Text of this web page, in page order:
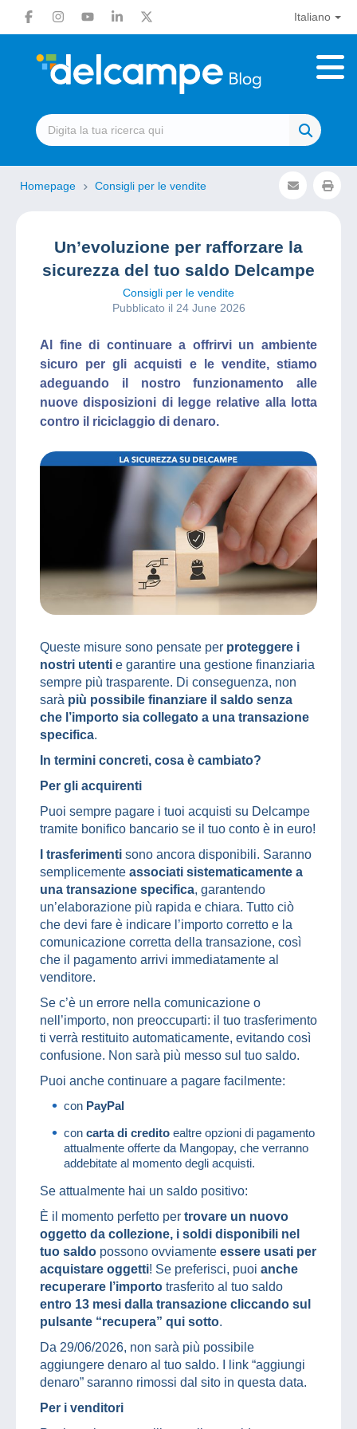
Italiano
Homepage Consigli per le vendite
Un’evoluzione per rafforzare la
sicurezza del tuo saldo Delcampe
Consigli per le vendite
Pubblicato il 24 June 2026
Al fine di continuare a offrirvi un ambiente
sicuro per gli acquisti e le vendite, stiamo
adeguando il nostro funzionamento alle
nuove disposizioni di legge relative alla lotta
contro il riciclaggio di denaro.
Queste misure sono pensate per proteggere i
nostri utenti e garantire una gestione finanziaria
sempre più trasparente. Di conseguenza, non
sarà più possibile finanziare il saldo senza
che l’importo sia collegato a una transazione
specifica.
In termini concreti, cosa è cambiato?
Per gli acquirenti
Puoi sempre pagare i tuoi acquisti su Delcampe
tramite bonifico bancario se il tuo conto è in euro!
I trasferimenti sono ancora disponibili. Saranno
semplicemente associati sistematicamente a
una transazione specifica, garantendo
un’elaborazione più rapida e chiara. Tutto ciò
che devi fare è indicare l’importo corretto e la
comunicazione corretta della transazione, così
che il pagamento arrivi immediatamente al
venditore.
Se c’è un errore nella comunicazione o
nell’importo, non preoccuparti: il tuo trasferimento
ti verrà restituito automaticamente, evitando così
confusione. Non sarà più messo sul tuo saldo.
Puoi anche continuare a pagare facilmente:
con PayPal
con carta di credito ealtre opzioni di pagamento
attualmente offerte da Mangopay, che verranno
addebitate al momento degli acquisti.
Se attualmente hai un saldo positivo:
È il momento perfetto per trovare un nuovo
oggetto da collezione, i soldi disponibili nel
tuo saldo possono ovviamente essere usati per
acquistare oggetti! Se preferisci, puoi anche
recuperare l’importo trasferito al tuo saldo
entro 13 mesi dalla transazione cliccando sul
pulsante “recupera” qui sotto.
Da 29/06/2026, non sarà più possibile
aggiungere denaro al tuo saldo. I link “aggiungi
denaro” saranno rimossi dal sito in questa data.
Per i venditori